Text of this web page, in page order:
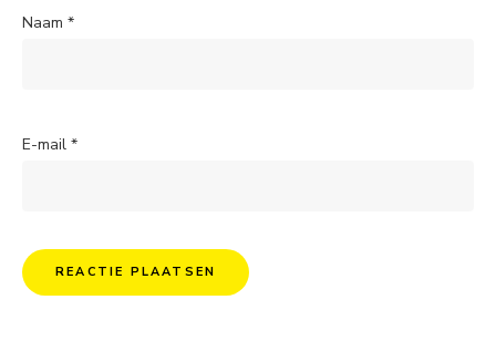
Naam *
E-mail *